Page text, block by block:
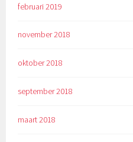
februari 2019
november 2018
oktober 2018
september 2018
maart 2018